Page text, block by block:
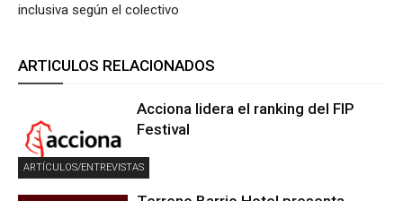
inclusiva según el colectivo
ARTICULOS RELACIONADOS
ARTÍCULOS/ENTREVISTAS
Acciona lidera el ranking del FIP
Festival